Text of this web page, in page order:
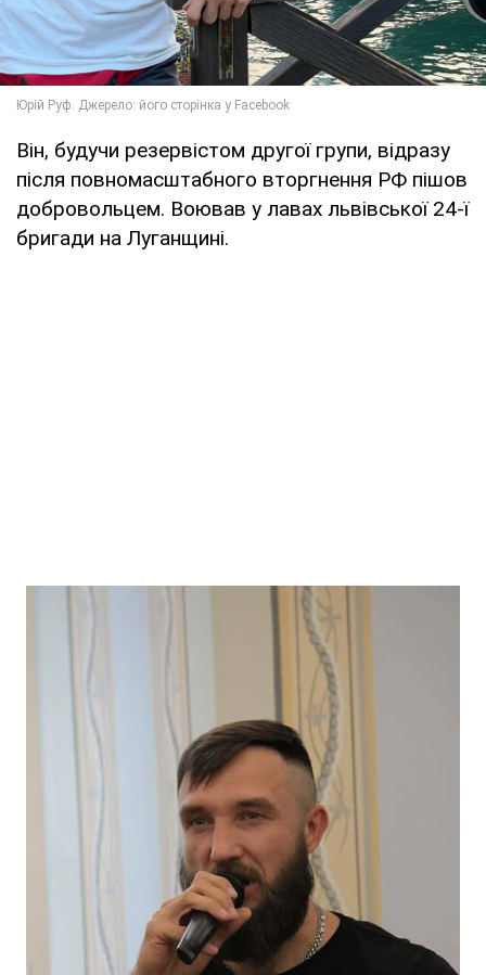
Він, будучи резервістом другої групи, відразу
після повномасштабного вторгнення РФ пішов
добровольцем. Воював у лавах львівської 24-ї
бригади на Луганщині.